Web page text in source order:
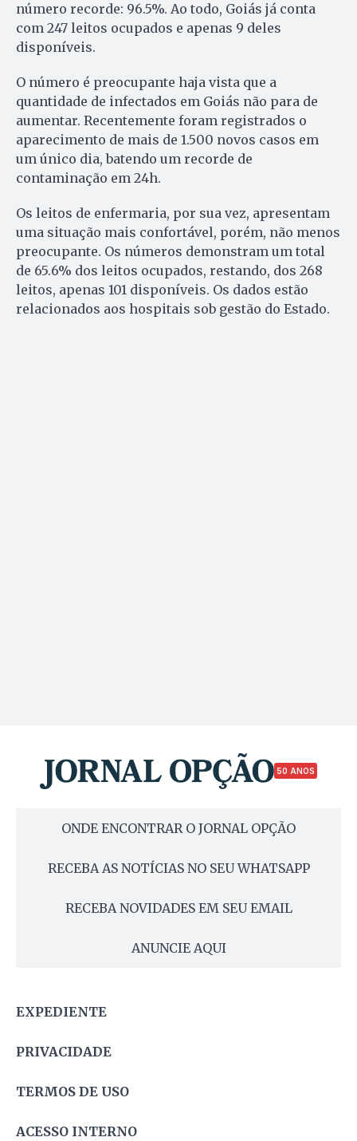
número recorde: 96.5%. Ao todo, Goiás já conta
com 247 leitos ocupados e apenas 9 deles
disponíveis.
O número é preocupante haja vista que a
quantidade de infectados em Goiás não para de
aumentar. Recentemente foram registrados o
aparecimento de mais de 1.500 novos casos em
um único dia, batendo um recorde de
contaminação em 24h.
Os leitos de enfermaria, por sua vez, apresentam
uma situação mais confortável, porém, não menos
preocupante. Os números demonstram um total
de 65.6% dos leitos ocupados, restando, dos 268
leitos, apenas 101 disponíveis. Os dados estão
relacionados aos hospitais sob gestão do Estado.
50 ANOS
ONDE ENCONTRAR O JORNAL OPÇÃO
RECEBA AS NOTÍCIAS NO SEU WHATSAPP
RECEBA NOVIDADES EM SEU EMAIL
ANUNCIE AQUI
EXPEDIENTE
PRIVACIDADE
TERMOS DE USO
ACESSO INTERNO